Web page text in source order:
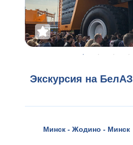
Экскурсия на БелАЗ
Минск - Жодино - Минск